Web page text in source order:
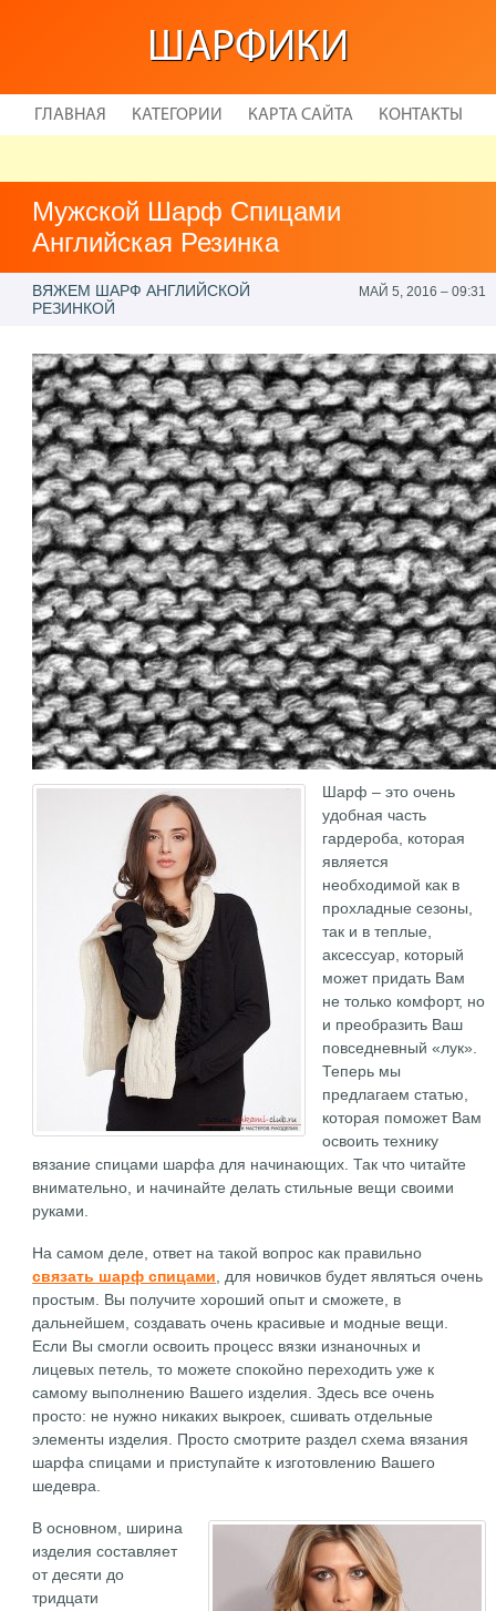
ШАРФИКИ
ГЛАВНАЯ КАТЕГОРИИ КАРТА САЙТА КОНТАКТЫ
Мужской Шарф Спицами
Английская Резинка
ВЯЖЕМ ШАРФ АНГЛИЙСКОЙ
РЕЗИНКОЙ
МАЙ 5, 2016 – 09:31
Шарф – это очень
удобная часть
гардероба, которая
является
необходимой как в
прохладные сезоны,
так и в теплые,
аксессуар, который
может придать Вам
не только комфорт, но
и преобразить Ваш
повседневный «лук».
Теперь мы
предлагаем статью,
которая поможет Вам
освоить технику
вязание спицами шарфа для начинающих. Так что читайте
внимательно, и начинайте делать стильные вещи своими
руками.
На самом деле, ответ на такой вопрос как правильно
связать шарф спицами , для новичков будет являться очень
простым. Вы получите хороший опыт и сможете, в
дальнейшем, создавать очень красивые и модные вещи.
Если Вы смогли освоить процесс вязки изнаночных и
лицевых петель, то можете спокойно переходить уже к
самому выполнению Вашего изделия. Здесь все очень
просто: не нужно никаких выкроек, сшивать отдельные
элементы изделия. Просто смотрите раздел схема вязания
шарфа спицами и приступайте к изготовлению Вашего
шедевра.
В основном, ширина
изделия составляет
от десяти до
тридцати